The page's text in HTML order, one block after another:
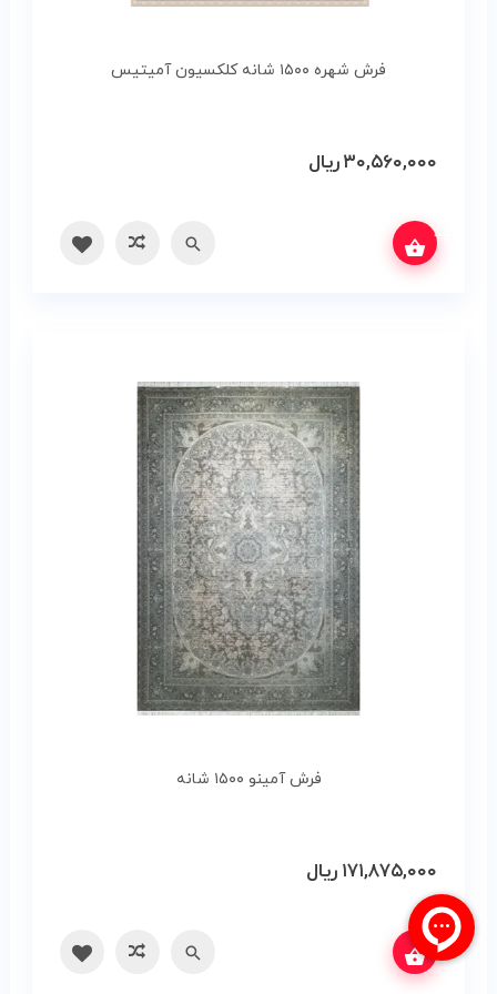
فرش شهره ۱۵۰۰ شانه کلکسیون آمیتیس
۳۰,۵۶۰,۰۰۰ریال
مقایسه بگیرید
فرش آمینو ۱۵۰۰ شانه
۱۷۱,۸۷۵,۰۰۰ ریال
مقایسه بگیرید